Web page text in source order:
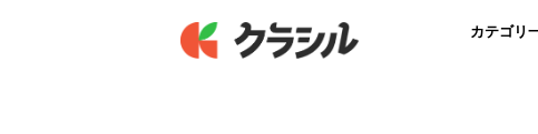
カテゴリ